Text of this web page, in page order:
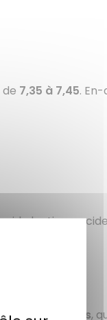
7,35 à 7,45.
lactique,
PRAL)
inefficace…
acides,